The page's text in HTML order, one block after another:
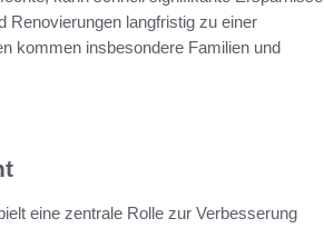
Renovierungen langfristig zu einer
kommen insbesondere Familien und
eine zentrale Rolle zur Verbesserung